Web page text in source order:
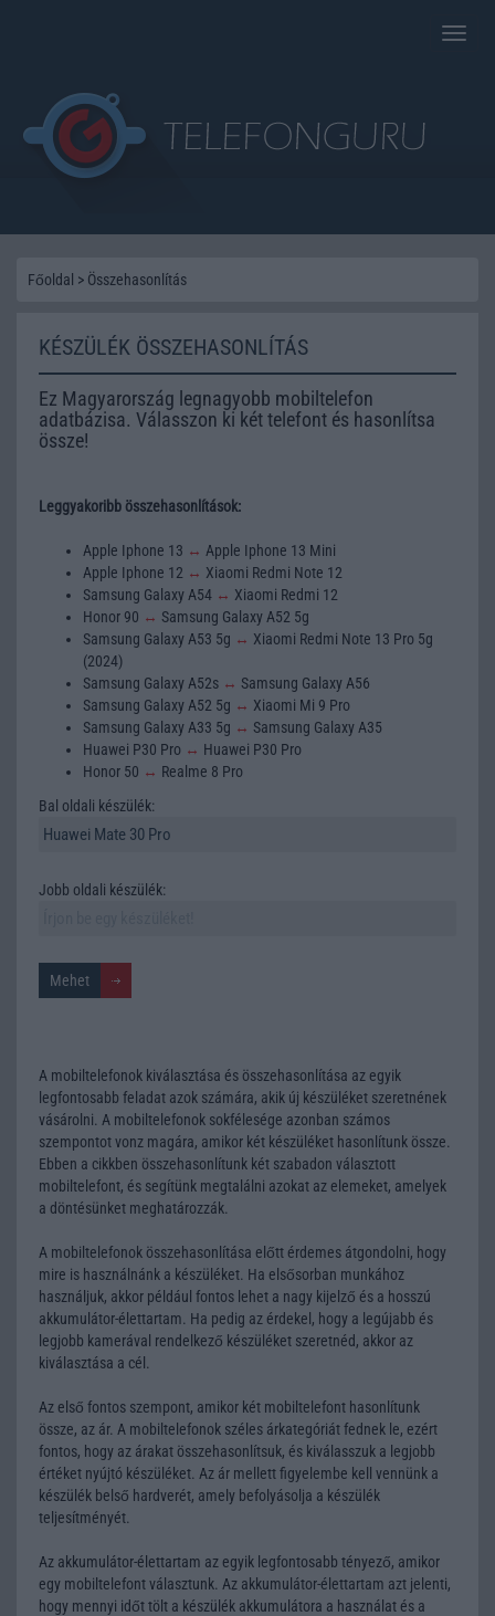
Toggle
Főoldal > Összehasonlítás
KÉSZÜLÉK ÖSSZEHASONLÍTÁS
Ez Magyarország legnagyobb mobiltelefon
adatbázisa. Válasszon ki két telefont és hasonlítsa
össze!
Leggyakoribb összehasonlítások:
Apple Iphone 13 ↔ Apple Iphone 13 Mini
Apple Iphone 12 ↔ Xiaomi Redmi Note 12
Samsung Galaxy A54 ↔ Xiaomi Redmi 12
Honor 90 ↔ Samsung Galaxy A52 5g
Samsung Galaxy A53 5g ↔ Xiaomi Redmi Note 13 Pro 5g
(2024)
Samsung Galaxy A52s ↔ Samsung Galaxy A56
Samsung Galaxy A52 5g ↔ Xiaomi Mi 9 Pro
Samsung Galaxy A33 5g ↔ Samsung Galaxy A35
Huawei P30 Pro ↔ Huawei P30 Pro
Honor 50 ↔ Realme 8 Pro
Bal oldali készülék:
Jobb oldali készülék:
A mobiltelefonok kiválasztása és összehasonlítása az egyik
legfontosabb feladat azok számára, akik új készüléket szeretnének
vásárolni. A mobiltelefonok sokfélesége azonban számos
szempontot vonz magára, amikor két készüléket hasonlítunk össze.
Ebben a cikkben összehasonlítunk két szabadon választott
mobiltelefont, és segítünk megtalálni azokat az elemeket, amelyek
a döntésünket meghatározzák.
A mobiltelefonok összehasonlítása előtt érdemes átgondolni, hogy
mire is használnánk a készüléket. Ha elsősorban munkához
használjuk, akkor például fontos lehet a nagy kijelző és a hosszú
akkumulátor-élettartam. Ha pedig az érdekel, hogy a legújabb és
legjobb kamerával rendelkező készüléket szeretnéd, akkor az
kiválasztása a cél.
Az első fontos szempont, amikor két mobiltelefont hasonlítunk
össze, az ár. A mobiltelefonok széles árkategóriát fednek le, ezért
fontos, hogy az árakat összehasonlítsuk, és kiválasszuk a legjobb
értéket nyújtó készüléket. Az ár mellett figyelembe kell vennünk a
készülék belső hardverét, amely befolyásolja a készülék
teljesítményét.
Az akkumulátor-élettartam az egyik legfontosabb tényező, amikor
egy mobiltelefont választunk. Az akkumulátor-élettartam azt jelenti,
hogy mennyi időt tölt a készülék akkumulátora a használat és a